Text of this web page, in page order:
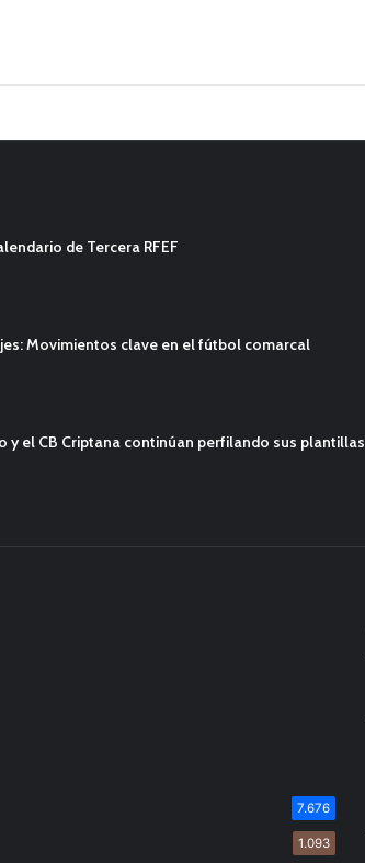
de Tercera RFEF
Movimientos clave en el fútbol comarcal
y el CB Criptana continúan perfilando sus plantillas
7.676
1.093